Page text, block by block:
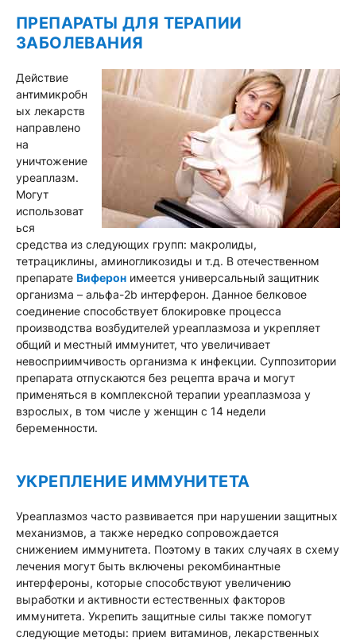
ПРЕПАРАТЫ ДЛЯ ТЕРАПИИ
ЗАБОЛЕВАНИЯ
Действие
антимикробн
ых лекарств
направлено
на
уничтожение
уреаплазм.
Могут
использоват
ься
средства из следующих групп: макролиды,
тетрациклины, аминогликозиды и т.д. В отечественном
препарате Виферон имеется универсальный защитник
организма – альфа-2b интерферон. Данное белковое
соединение способствует блокировке процесса
производства возбудителей уреаплазмоза и укрепляет
общий и местный иммунитет, что увеличивает
невосприимчивость организма к инфекции. Суппозитории
препарата отпускаются без рецепта врача и могут
применяться в комплексной терапии уреаплазмоза у
взрослых, в том числе у женщин с 14 недели
беременности.
УКРЕПЛЕНИЕ ИММУНИТЕТА
Уреаплазмоз часто развивается при нарушении защитных
механизмов, а также нередко сопровождается
снижением иммунитета. Поэтому в таких случаях в схему
лечения могут быть включены рекомбинантные
интерфероны, которые способствуют увеличению
выработки и активности естественных факторов
иммунитета. Укрепить защитные силы также помогут
следующие методы: прием витаминов, лекарственных